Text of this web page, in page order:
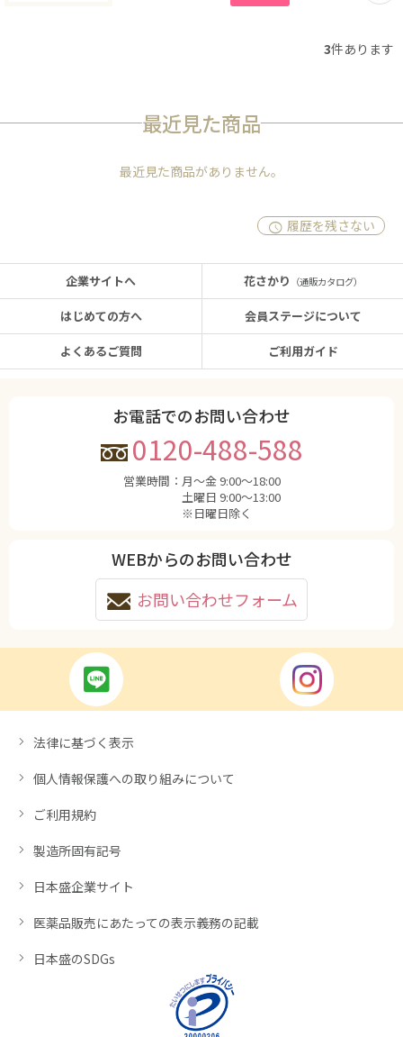
3件あります
最近見た商品
最近見た商品がありません。
履歴を残さない
企業サイトへ
はじめての方へ
よくあるご質問
花さかり （通販カタログ）
会員ステージについて
ご利用ガイド
お電話でのお問い合わせ
0120-488-588
営業時間： 月〜金 9:00〜18:00
土曜日 9:00〜13:00
※日曜日除く
WEBからのお問い合わせ
お問い合わせフォーム
法律に基づく表示
個人情報保護への取り組みについて
ご利用規約
製造所固有記号
日本盛企業サイト
医薬品販売にあたっての表示義務の記載
日本盛のSDGs